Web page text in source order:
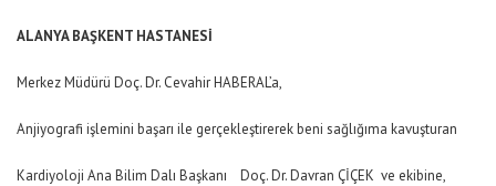
ALANYA BAŞKENT HASTANESİ
Merkez Müdürü Doç. Dr. Cevahir HABERAL’a,
Anjiyografi işlemini başarı ile gerçekleştirerek beni sağlığıma kavuşturan
Kardiyoloji Ana Bilim Dalı Başkanı Doç. Dr. Davran ÇİÇEK ve ekibine,